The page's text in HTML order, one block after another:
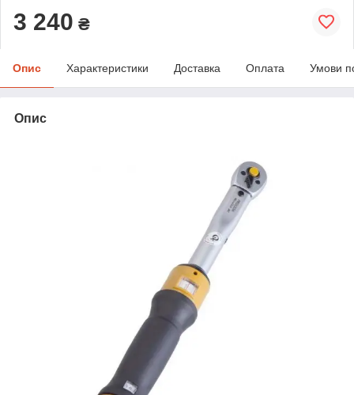
3 240 ₴
Опис Характеристики Доставка Оплата Умови
Опис